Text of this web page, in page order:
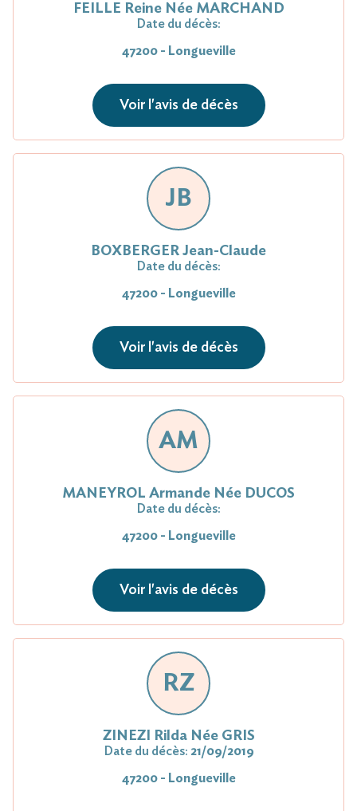
FEILLE Reine Née MARCHAND
Date du décès:
47200 - Longueville
Voir l'avis de décès
JB
BOXBERGER Jean-Claude
Date du décès:
47200 - Longueville
Voir l'avis de décès
AM
MANEYROL Armande Née DUCOS
Date du décès:
47200 - Longueville
Voir l'avis de décès
RZ
ZINEZI Rilda Née GRIS
Date du décès: 21/09/2019
47200 - Longueville